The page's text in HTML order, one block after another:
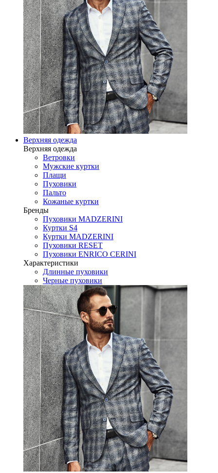
Верхняя одежда
Верхняя одежда
Ветровки
Мужские куртки
Плащи
Пуховики
Пальто
Кожаные куртки
Бренды
Пуховики MADZERINI
Куртки S4
Куртки MADZERINI
Пуховики RESET
Пуховики ENRICO CERINI
Характеристики
Длинные пуховики
Черные пуховики